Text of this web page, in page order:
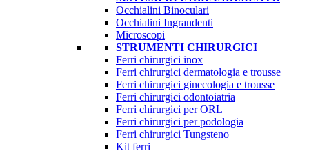
Occhialini Binoculari
Occhialini Ingrandenti
Microscopi
STRUMENTI CHIRURGICI
Ferri chirurgici inox
Ferri chirurgici dermatologia e trousse
Ferri chirurgici ginecologia e trousse
Ferri chirurgici odontoiatria
Ferri chirurgici per ORL
Ferri chirurgici per podologia
Ferri chirurgici Tungsteno
Kit ferri